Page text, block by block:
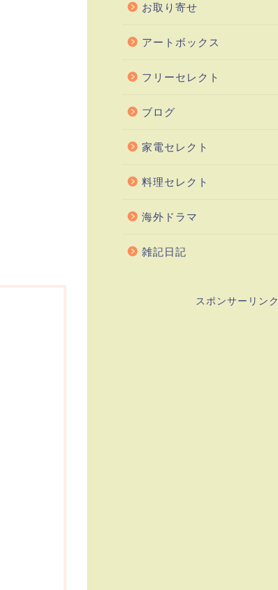
お取り寄せ
アートボックス
フリーセレクト
ブログ
家電セレクト
料理セレクト
海外ドラマ
雑記日記
スポンサーリンク